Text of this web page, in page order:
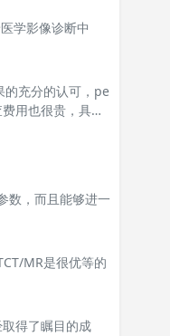
学影像诊断中
的充分的认可，pe
用也很贵，具体
数，而且能够进一
MR是很优等的
得了瞩目的成